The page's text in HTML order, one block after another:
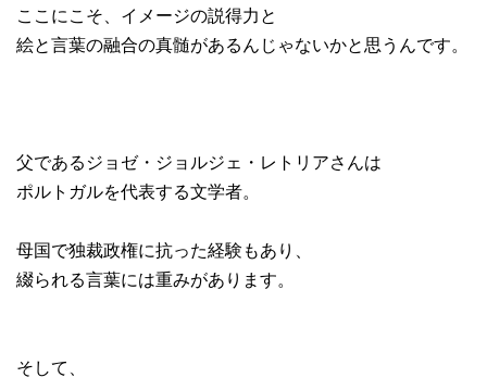
ここにこそ、イメージの説得力と
絵と言葉の融合の真髄があるんじゃないかと思うんです。
父であるジョゼ・ジョルジェ・レトリアさんは
ポルトガルを代表する文学者。
母国で独裁政権に抗った経験もあり、
綴られる言葉には重みがあります。
そして、